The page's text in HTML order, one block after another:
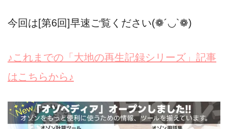
今回は[第6回]早速ご覧ください(❁´◡`❁)
♪これまでの「大地の再生記録シリーズ」記事
はこちらから♪